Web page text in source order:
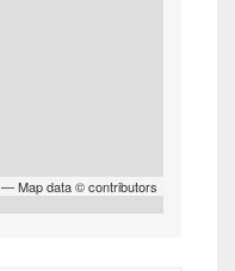
— Map data ©contributors